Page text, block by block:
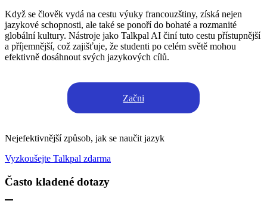
Když se člověk vydá na cestu výuky francouzštiny, získá nejen
jazykové schopnosti, ale také se ponoří do bohaté a rozmanité
globální kultury. Nástroje jako Talkpal AI činí tuto cestu přístupnější
a příjemnější, což zajišťuje, že studenti po celém světě mohou
efektivně dosáhnout svých jazykových cílů.
Začni
Nejefektivnější způsob, jak se naučit jazyk
Vyzkoušejte Talkpal zdarma
Často kladené dotazy